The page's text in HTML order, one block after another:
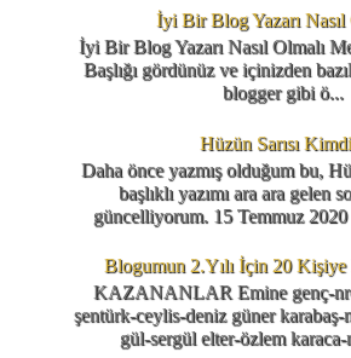
İyi Bir Blog Yazarı Nasıl
İyi Bir Blog Yazarı Nasıl Olmalı
Başlığı gördünüz ve içinizden
blogger gibi ö...
Hüzün Sarısı
Daha önce yazmış olduğum bu,
başlıklı yazımı ara ara gelen
güncelliyorum. 15 Temmuz
Blogumun 2.Yılı İçin 20
KAZANANLAR Emine genç-
şentürk-ceylis-deniz güner
gül-sergül elter-özlem